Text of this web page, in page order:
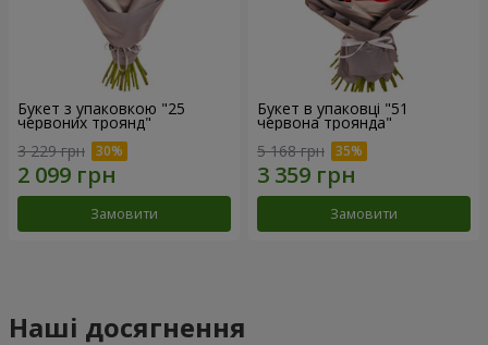
Букет з упаковкою "25
червоних троянд"
3 229 грн
Замовити
Букет в упаковці "51
червона троянда"
5 168 грн
Замовити
Наші досягнення